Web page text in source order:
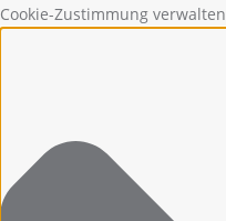
Cookie-Zustimmung verwalten